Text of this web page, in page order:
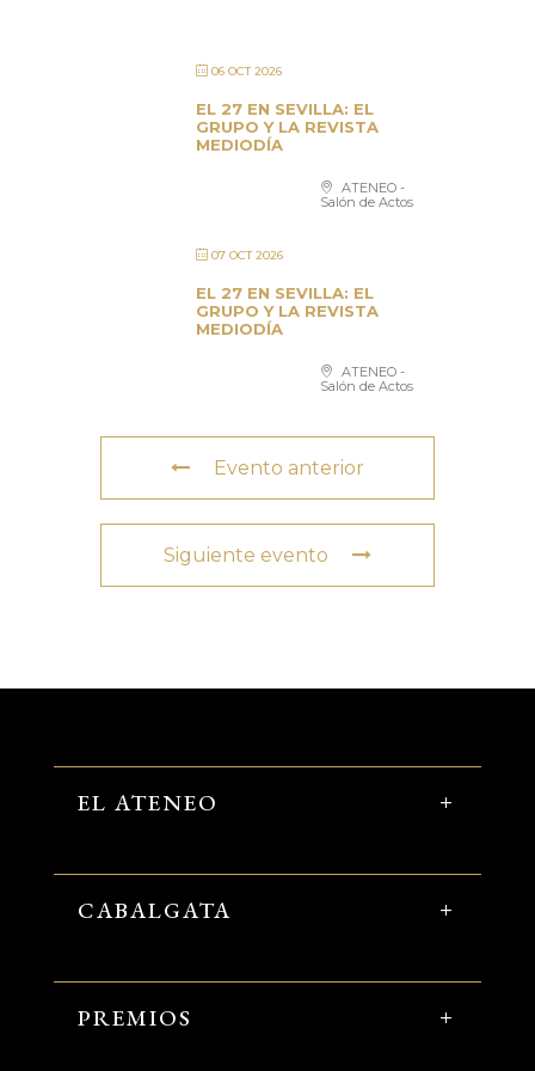
06 OCT 2026
EL 27 EN SEVILLA: EL
GRUPO Y LA REVISTA
MEDIODÍA
ATENEO -
Salón de Actos
07 OCT 2026
EL 27 EN SEVILLA: EL
GRUPO Y LA REVISTA
MEDIODÍA
ATENEO -
Salón de Actos
Evento anterior
Siguiente evento
EL ATENEO
CABALGATA
PREMIOS